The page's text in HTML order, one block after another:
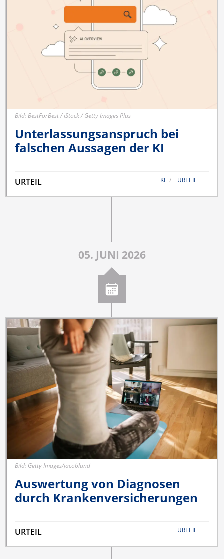
Bild: BestForBest / iStock / Getty Images Plus
Unterlassungsanspruch bei
falschen Aussagen der KI
URTEIL KI URTEIL
05. JUNI 2026
Bild: Getty Images/jacoblund
Auswertung von Diagnosen
durch Krankenversicherungen
URTEIL URTEIL